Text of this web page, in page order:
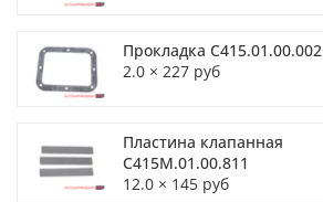
Прокладка С415.01.00.002
2.0 × 227 руб
Пластина клапанная
С415М.01.00.811
12.0 × 145 руб